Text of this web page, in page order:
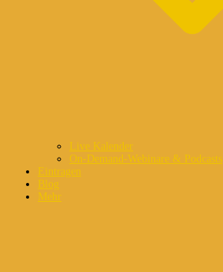
Live Kalender
On-Demand-Webinare & Podcasts
Eintragen
Blog
Mehr